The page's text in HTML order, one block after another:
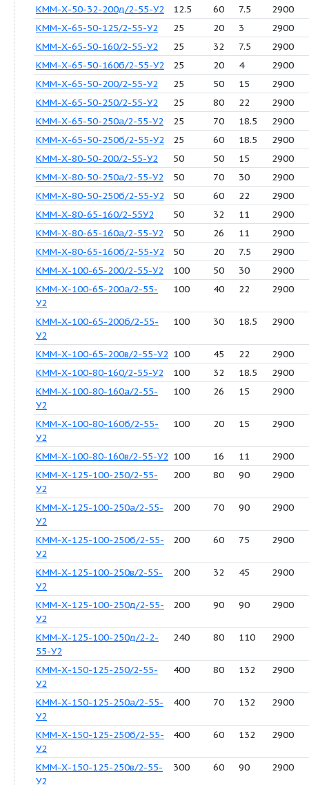
КММ-Х-50-32-125/2-55-У2 12.5 2.2
КММ-Х-50-32-125а/2-55-У2 12.5 16 2.2
КММ-Х-50-32-125б/2-55-У2 12.5 12 2.2
КММ-Х-50-32-200/2-55-У2 12.5 50
7.5
КММ-Х-50-32-200а/2-55-У2
12.5
5.5
КММ-Х-50-32-200б/2-55-У2
12.5 32
4
КММ-Х-50-32-200д/2-55-У2
12.5 60 7.5
КММ-Х-65-50-125/2-55-У2 25 20 3
КММ-Х-65-50-160/2-55-У2 25 32 7.5
КММ-Х-65-50-160б/2-55-У2 25 4
КММ-Х-65-50-200/2-55-У2 25 15
КММ-Х-65-50-250/2-55-У2 25 22
КММ-Х-65-50-250а/2-55-У2 25 70 18.5
КММ-Х-65-50-250б/2-55-У2
КММ-Х-80-50-200/2-55-У2 50 50
15
КММ-Х-80-50-250а/2-55-У2
50 70
30
КММ-Х-80-50-250б/2-55-У2
50 60
22
КММ-Х-80-65-160/2-55У2
50 32 11
КММ-Х-80-65-160а/2-55-У2
КММ-Х-80-65-160б/2-55-У2 50 7.5
КММ-Х-100-65-200/2-55-У2 100 30
КММ-Х-100-65-200а/2-55-
У2
100 22
КММ-Х-100-65-200б/2-55-
У2
100 18.5
КММ-Х-100-65-200в/2-55-У2
КММ-Х-100-80-160/2-55-У2
100
18.5
КММ-Х-100-80-160а/2-55-
У2
100 26 15
КММ-Х-100-80-160б/2-55-
У2
100 20 15
КММ-Х-100-80-160в/2-55-У2 100 16 11
КММ-Х-125-100-250/2-55-
У2
200 80 90
КММ-Х-125-100-250а/2-55-
У2
200 70 90
КММ-Х-125-100-250б/2-55-
200 75